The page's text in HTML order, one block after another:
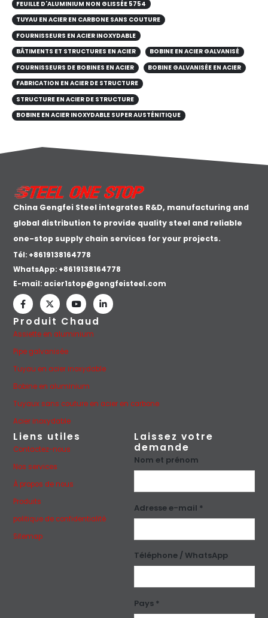
FEUILLE D'ALUMINIUM NON GLISSÉE 5754
TUYAU EN ACIER EN CARBONE SANS COUTURE
FOURNISSEURS EN ACIER INOXYDABLE
BÂTIMENTS ET STRUCTURES EN ACIER
BOBINE EN ACIER GALVANISÉ
FOURNISSEURS DE BOBINES EN ACIER
BOBINE GALVANISÉE EN ACIER
FABRICATION EN ACIER DE STRUCTURE
STRUCTURE EN ACIER DE STRUCTURE
BOBINE EN ACIER INOXYDABLE SUPER AUSTÉNITIQUE
China Gengfei Steel integrates R&D, manufacturing and
global distribution to provide quality steel and reliable
one-stop supply chain services for your projects.
Tél: +8619138164778
WhatsApp: +8619138164778
E-mail: acier1stop@gengfeisteel.com
Produit Chaud
Assiette en aluminium
Pipe galvanisée
Tuyau en acier inoxydable
Bobine en aluminium
Tuyaux sans couture en acier en carbone
Acier inoxydable
Liens utiles
Contactez-nous
Nos services
À propos de nous
Produits
politique de confidentialité
Sitemap
Laissez votre
demande
Nom et prénom
Adresse e-mail *
Téléphone / WhatsApp
Pays *